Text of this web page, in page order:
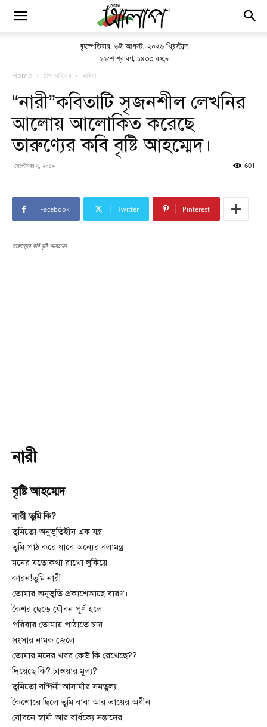
বৃহস্পতিবার, ৬ই আগস্ট, ২০২৬ খ্রিস্টাব্দ
২২শে শ্রাবণ, ১৪৩৩ বঙ্গাব্দ
Home শিল্প-সাহিত্য কবিতা
“নারী”কবিতাটি সৃজনশীল লেখনির
আলোয় আলোকিত করেছে
তারুণ্যের কবি বৃষ্টি আহম্মেদ।
সেপ্টেম্বর ২, ২০১৯ 601
Facebook Twitter Pinterest
তারুণ্যের কবি বৃষ্টি আহম্মেদ
নারী
বৃষ্টি আহম্মেদ
নারী তুমি কি?
তুমিতো অনুভুতিহীন এক যন্ত্র
তুমি পাঠ করে যাবে অন্যের বলামন্ত্র।
মনের যতোকথা রাখো লুকিয়ে
কারন!তুমি নারী
তোমার অনুভুতি প্রকাশেআছে বারণ।
কৈশর ছেড়ে যৌবন পূর্ণ হলে
পরিবার তোমায় পাঠাতে চায়
সংসার নামক জেলে।
তোমার মনের খবর কেউ কি রেখেছে??
দিয়েছে কি? চাওয়ার মূল্য?
তুমিতো বন্দিনী!আসামীর সমতুল্য।
কৈশোরে ছিলে তুমি বাবা আর ভায়ের অধীন।
যৌবনে স্বামী আর বার্ধক্যে সন্তানের।